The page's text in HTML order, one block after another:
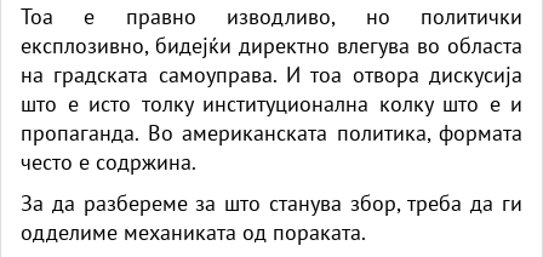
Тоа е правно изводливо, но политички
експлозивно, бидејќи директно влегува во областа
на градската самоуправа. И тоа отвора дискусија
што е исто толку институционална колку што е и
пропаганда. Во американската политика, формата
често е содржина.
За да разбереме за што станува збор, треба да ги
одделиме механиката од пораката.